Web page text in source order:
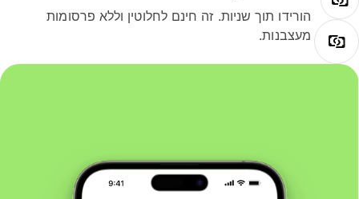
הורידו תוך שניות. זה חינם לחלוטין וללא פרסומות
מעצבנות.